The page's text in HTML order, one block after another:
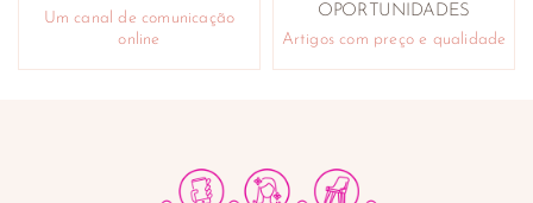
Um canal de comunicação
online
OPORTUNIDADES
Artigos com preço e qualidade